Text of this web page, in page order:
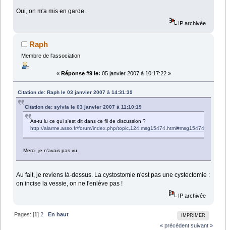
Oui, on m'a mis en garde.
IP archivée
Raph
Membre de l'association
« Réponse #9 le: 05 janvier 2007 à 10:17:22 »
Citation de: Raph le 03 janvier 2007 à 14:31:39
Citation de: sylvia le 03 janvier 2007 à 11:10:19
As-tu lu ce qui s'est dit dans ce fil de discussion ?
http://alarme.asso.fr/forum/index.php/topic,124.msg15474.html#msg15474
Merci, je n'avais pas vu.
Au fait, je reviens là-dessus. La cystostomie n'est pas une cystectomie :
on incise la vessie, on ne l'enlève pas !
IP archivée
IMPRIMER
Pages: [1]2
En haut
« précédent suivant »